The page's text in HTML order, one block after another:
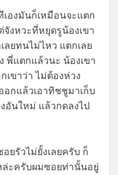
องมันก็เหมือนจะแตก
งหวะที่หยุดรูน้องเขา
ลยทนไม่ไหว แตกเลย
พี่แตกแล้วนะ น้องเขา
ขาว่า ไม่ต้องห่วง
กแล้วเอาทิชชูมาเก็บ
อันใหม่ แล้วกดลงไป
ยรัวไม่ยั้งเลยครับ ก็
ล่ะครับผมซอยท่านั้นอยู่